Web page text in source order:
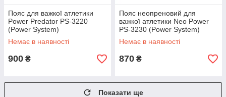
Пояс для важкої атлетики
Power Predator PS-3220
(Power System)
Немає в наявності
900 ₴
Пояс неопреновий для
важкої атлетики Neo Power
PS-3230 (Power System)
Немає в наявності
870 ₴
Показати ще